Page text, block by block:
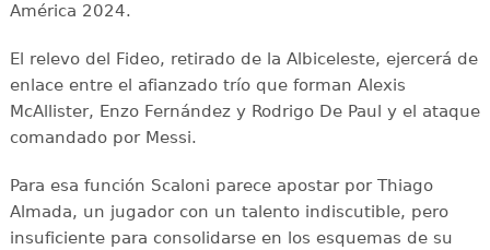
América 2024.
El relevo del Fideo, retirado de la Albiceleste, ejercerá de
enlace entre el afianzado trío que forman Alexis
McAllister, Enzo Fernández y Rodrigo De Paul y el ataque
comandado por Messi.
Para esa función Scaloni parece apostar por Thiago
Almada, un jugador con un talento indiscutible, pero
insuficiente para consolidarse en los esquemas de su